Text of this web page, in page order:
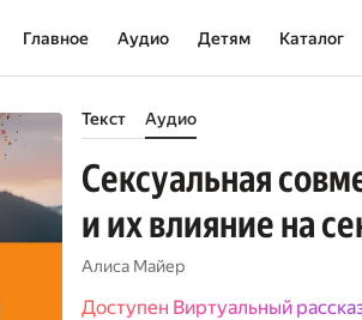
Главное Аудио Детям Каталог
Текст Аудио
Сексуальная
и их влияние на
Алиса Майер
Доступен Виртуальный